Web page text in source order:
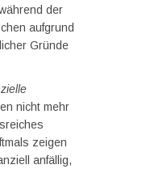
der
aufgrund
Gründe
nicht mehr
zeigen
anfällig,